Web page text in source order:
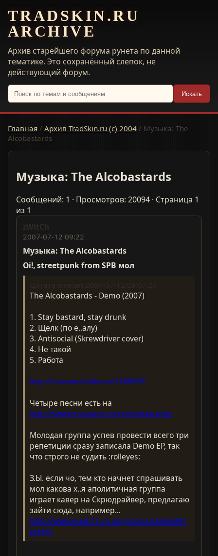
TRADSKIN.RU
ARCHIVE
Архив старейшего форума рунета по данной
тематике. Это сохранённый слепок, не
действующий форум.
Искать
Главная / Архив TradSkin.ru (с) 2004 / Музыка: The
Alcobastards
Музыка: The Alcobastards
Сообщений: 1 · Просмотров: 20094 · Страница 1
из 1
zWitCh
2007-07-12 09:22
Музыка: The Alcobastards
Oi!, streetpunk from SPB мол
The Alcobastards - Demo (2007)
1. Stay bastard, stay drunk
2. Щелк (по е..алу)
3. Antisocial (Skrewdriver cover)
4. Не такой
5. Работа
http://stream.ifolder.ru/2600697
Четыре песни есть на
http://www.myspace.com/alcobastards
Молодая группа успев провести всего три
репетиции сразу записала Demo EP, так
что строго не судить :rolleyes:
З.Ы. если чо, тем кто начнет спрашивать
мол какова х..я аполитичная группа
играет кавер на Скрюдрайвер, предлагаю
зайти сюда, например...
http://www.punk77.co.uk/groups/skrewdriv
er.htm